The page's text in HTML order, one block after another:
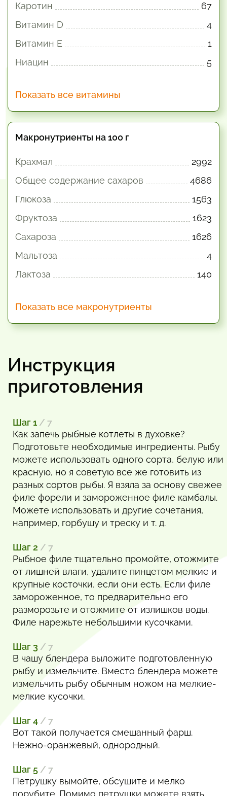
Каротин
67
Витамин D
4
Витамин E
1
Ниацин
5
Показать все витамины
Макронутриенты на 100 г
Крахмал
2992
Общее содержание сахаров
4686
Глюкоза
1563
Фруктоза
1623
Сахароза
1626
Мальтоза
4
Лактоза
140
Показать все макронутриенты
Инструкция
приготовления
Шаг 1 / 7
Как запечь рыбные котлеты в духовке?
Подготовьте необходимые ингредиенты. Рыбу
можете использовать одного сорта, белую или
красную, но я советую все же готовить из
разных сортов рыбы. Я взяла за основу свежее
филе форели и замороженное филе камбалы.
Можете использовать и другие сочетания,
например, горбушу и треску и т. д.
Шаг 2 / 7
Рыбное филе тщательно промойте, отожмите
от лишней влаги, удалите пинцетом мелкие и
крупные косточки, если они есть. Если филе
замороженное, то предварительно его
разморозьте и отожмите от излишков воды.
Филе нарежьте небольшими кусочками.
Шаг 3 / 7
В чашу блендера выложите подготовленную
рыбу и измельчите. Вместо блендера можете
измельчить рыбу обычным ножом на мелкие-
мелкие кусочки.
Шаг 4 / 7
Вот такой получается смешанный фарш.
Нежно-оранжевый, однородный.
Шаг 5 / 7
Петрушку вымойте, обсушите и мелко
порубите. Помимо петрушки можете взять